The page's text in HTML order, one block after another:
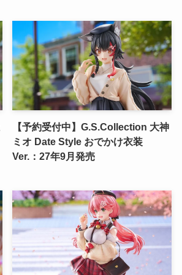
【予約受付中】G.S.Collection 大神
ミオ Date Style おでかけ衣装
Ver.：27年9月発売